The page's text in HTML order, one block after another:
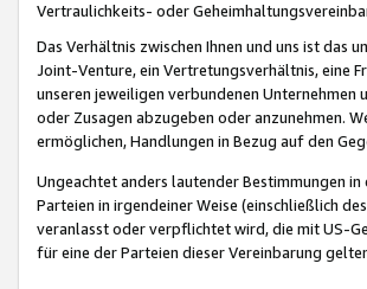
Vertraulichkeits- oder
Das Verhältnis zwischen Ihnen und uns ist das
Joint-Venture, ein Vertretungsverhältnis, eine
unseren jeweiligen verbundenen Unternehmen
oder Zusagen abzugeben oder anzunehmen.
ermöglichen, Handlungen in Bezug auf den
Ungeachtet anders lautender Bestimmungen
Parteien in irgendeiner Weise (einschließlich
veranlasst oder verpflichtet wird, die mit US-
für eine der Parteien dieser Vereinbarung